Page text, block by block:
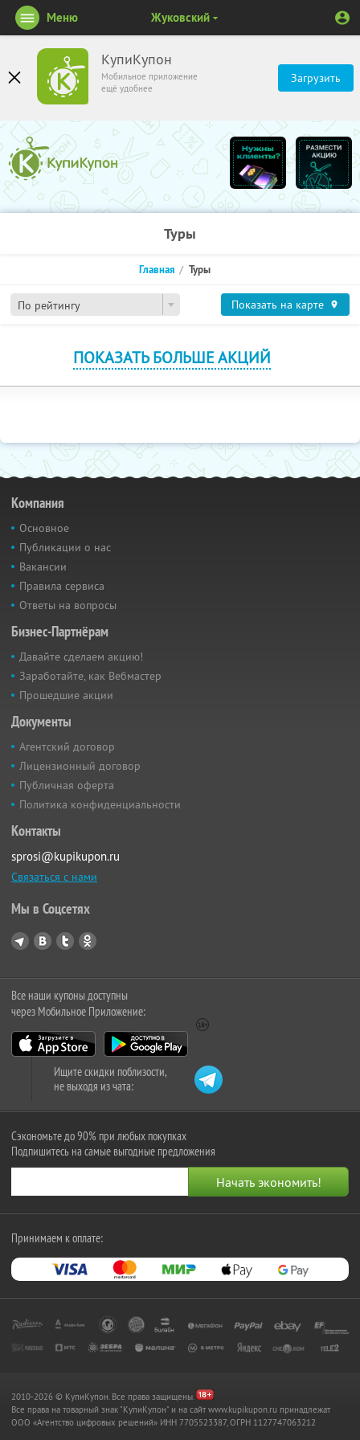
КупиКупон
Мобильное приложение
ещё удобнее
Загрузить
Меню Жуковский
Туры
По рейтингу
Главная Туры
Показать на карте
ПОКАЗАТЬ БОЛЬШЕ АКЦИЙ
Компания
Основное
Публикации о нас
Вакансии
Правила сервиса
Ответы на вопросы
Бизнес-Партнёрам
Давайте сделаем акцию!
Заработайте, как Вебмастер
Прошедшие акции
Документы
Агентский договор
Лицензионный договор
Публичная оферта
Политика конфиденциальности
Контакты
sprosi@kupikupon.ru
Связаться с нами
Мы в Соцсетях
Все наши купоны доступны
через Мобильное Приложение:
Ищите скидки поблизости,
не выходя из чата:
Сэкономьте до 90% при любых покупках
Подпишитесь на самые выгодные предложения
Принимаем к оплате:
2010-2026 © КупиКупон. Все права защищены.
Все права на товарный знак "КупиКупон" и на сайт www.kupikupon.ru принадлежат
OOO «Агентство цифровых решений» ИНН 7705523387, ОГРН 1127747063212